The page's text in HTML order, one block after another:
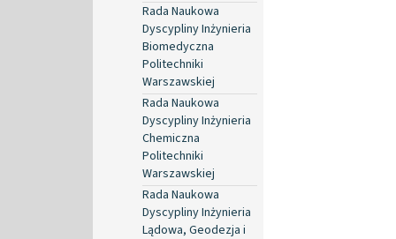
Rada Naukowa
Dyscypliny Inżynieria
Biomedyczna
Politechniki
Warszawskiej
Rada Naukowa
Dyscypliny Inżynieria
Chemiczna
Politechniki
Warszawskiej
Rada Naukowa
Dyscypliny Inżynieria
Lądowa, Geodezja i